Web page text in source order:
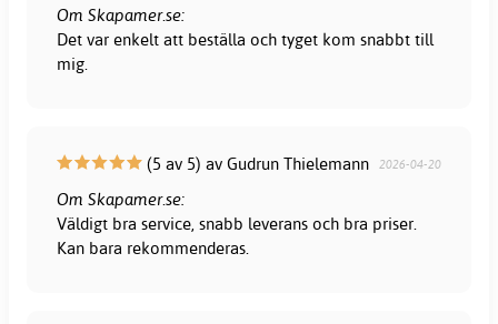
Om Skapamer.se:
Det var enkelt att beställa och tyget kom snabbt till
mig.
(5 av 5) av Gudrun Thielemann 2026-04-20
Om Skapamer.se:
Väldigt bra service, snabb leverans och bra priser.
Kan bara rekommenderas.